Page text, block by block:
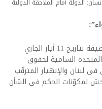
الدولة أمام الملاحقة الدولية
شكّلت وفاة الموقوف حسان توفيق الضيقة بتاريخ 11 أيار الجاري
السامية لحقوق
لبنان والإنهيار المترقّب
لمكوّنات الحكم في الشأن